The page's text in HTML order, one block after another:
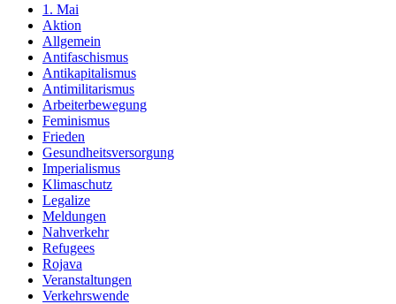
1. Mai
Aktion
Allgemein
Antifaschismus
Antikapitalismus
Antimilitarismus
Arbeiterbewegung
Feminismus
Frieden
Gesundheitsversorgung
Imperialismus
Klimaschutz
Legalize
Meldungen
Nahverkehr
Refugees
Rojava
Veranstaltungen
Verkehrswende